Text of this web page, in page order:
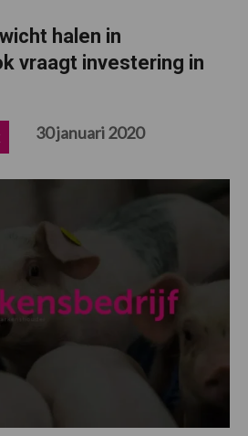
halen in
vraagt investering in
30 januari 2020